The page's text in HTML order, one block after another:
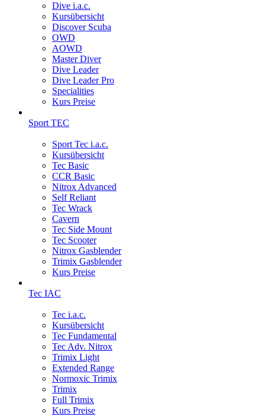
Dive i.a.c.
Kursübersicht
Discover Scuba
OWD
AOWD
Master Diver
Dive Leader
Dive Leader Pro
Specialities
Kurs Preise
Sport TEC
Sport Tec i.a.c.
Kursübersicht
Tec Basic
CCR Basic
Nitrox Advanced
Self Reliant
Tec Wrack
Cavern
Tec Side Mount
Tec Scooter
Nitrox Gasblender
Trimix Gasblender
Kurs Preise
Tec IAC
Tec i.a.c.
Kursübersicht
Tec Fundamental
Tec Adv. Nitrox
Trimix Light
Extended Range
Normoxic Trimix
Trimix
Full Trimix
Kurs Preise